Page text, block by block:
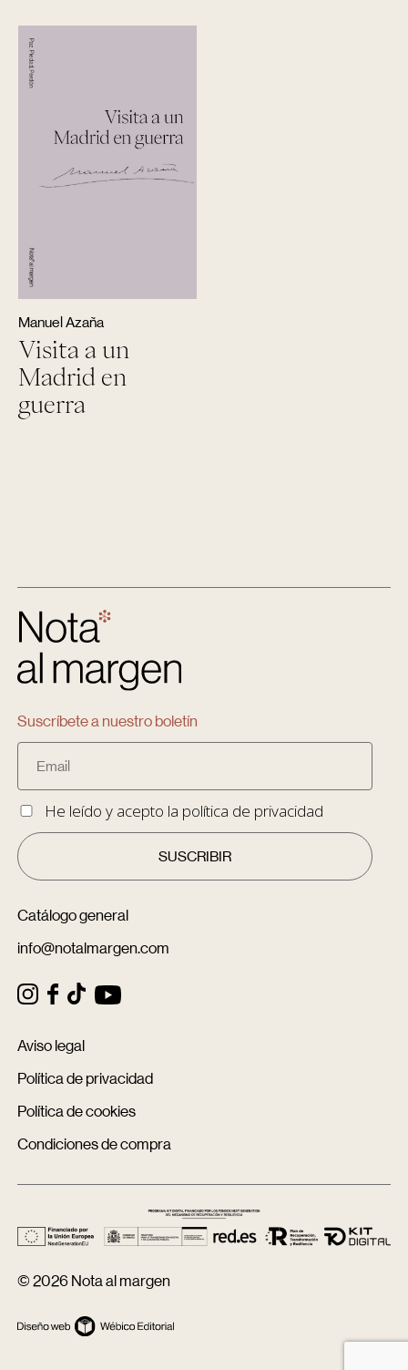
Manuel Azaña
Visita a un
Madrid en
guerra
Suscríbete a nuestro boletín
He leído y acepto la política de privacidad
Catálogo general
info@notalmargen.com
Aviso legal
Política de privacidad
Política de cookies
Condiciones de compra
© 2026 Nota al margen